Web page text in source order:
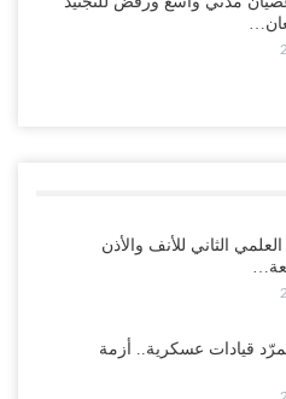
فصيل “مكافحة الإرهاب”
العلمي الثاني للأنف والأذن
قيادات عسكرية.. أزمة